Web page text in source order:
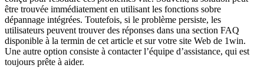
être trouvée immédiatement en utilisant les fonctions sobre
dépannage intégrées. Toutefois, si le problème persiste, les
utilisateurs peuvent trouver des réponses dans una section FAQ
disponible à la termin de cet article et sur votre site Web de 1win.
Une autre option consiste à contacter l’équipe d’assistance, qui est
toujours prête à aider.